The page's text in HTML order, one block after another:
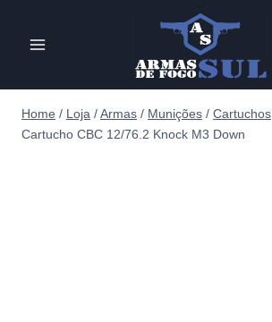
Home / Loja /Armas / Munições / Cartuchos
Cartucho CBC 12/76.2 Knock M3 Down